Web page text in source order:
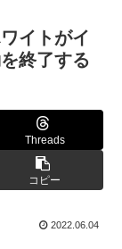
イトがイ
終了する
Threads
コピー
2022.06.04